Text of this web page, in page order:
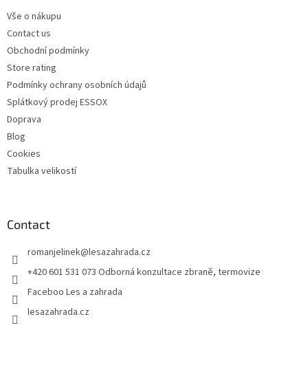
Vše o nákupu
Contact us
Obchodní podmínky
Store rating
Podmínky ochrany osobních údajů
Splátkový prodej ESSOX
Doprava
Blog
Cookies
Tabulka velikostí
Contact
romanjelinek@lesazahrada.cz
+420 601 531 073 Odborná konzultace zbraně, termovize
Faceboo Les a zahrada
lesazahrada.cz